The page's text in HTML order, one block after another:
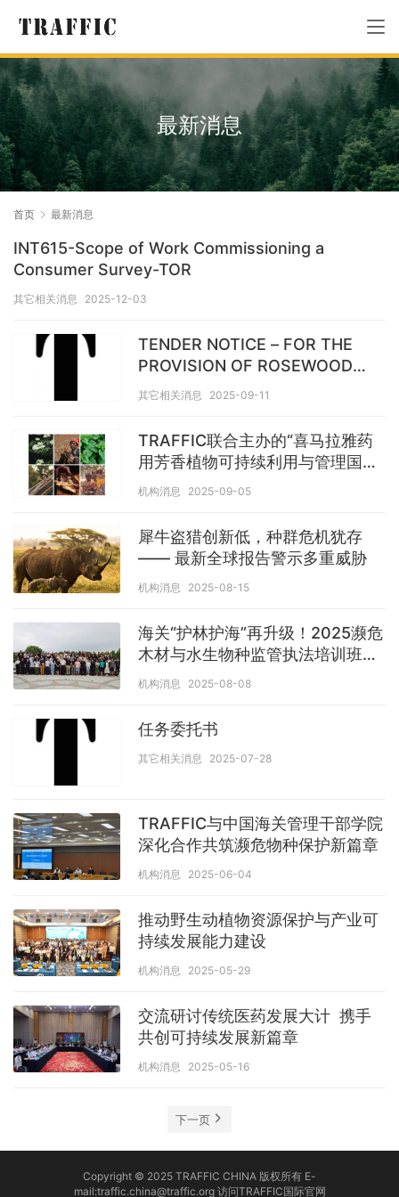
最新消息
首页 最新消息
INT615-Scope of Work Commissioning a
Consumer Survey-TOR
其它相关消息 2025-12-03
TENDER NOTICE – FOR THE
PROVISION OF ROSEWOOD
CONSUMER AND TRADER
其它相关消息 2025-09-11
TRAFFIC联合主办的“喜马拉雅药
用芳香植物可持续利用与管理国际
研讨会”顺利召开
机构消息 2025-09-05
犀牛盗猎创新低，种群危机犹存
—— 最新全球报告警示多重威胁
机构消息 2025-08-15
海关“护林护海”再升级！2025濒危
木材与水生物种监管执法培训班圆
满收官
机构消息 2025-08-08
任务委托书
其它相关消息 2025-07-28
TRAFFIC与中国海关管理干部学院
深化合作共筑濒危物种保护新篇章
机构消息 2025-06-04
推动野生动植物资源保护与产业可
持续发展能力建设
机构消息 2025-05-29
交流研讨传统医药发展大计 携手
共创可持续发展新篇章
机构消息 2025-05-16
下一页
Copyright © 2025 TRAFFIC CHINA 版权所有 E-
mail:traffic.china@traffic.org 访问TRAFFIC国际官网